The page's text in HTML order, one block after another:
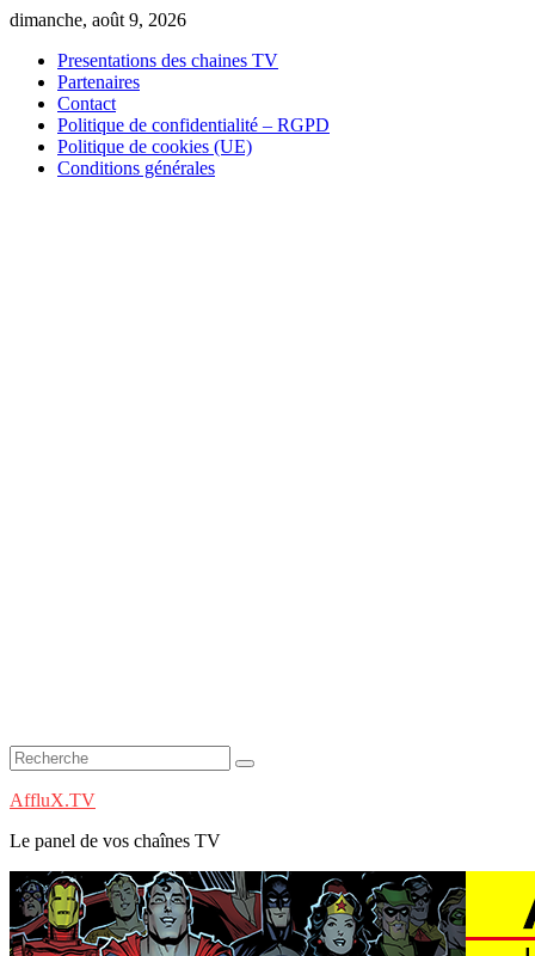
Skip
content
dimanche, août 9, 2026
Presentations des chaines TV
Partenaires
Contact
Politique de confidentialité – RGPD
Politique de cookies (UE)
Conditions générales
AffluX.TV
Le panel de vos chaînes TV